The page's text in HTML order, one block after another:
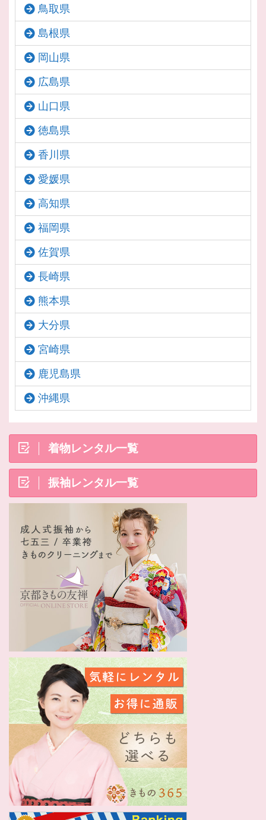
鳥取県
島根県
岡山県
広島県
山口県
徳島県
香川県
愛媛県
高知県
福岡県
佐賀県
長崎県
熊本県
大分県
宮崎県
鹿児島県
沖縄県
着物レンタル一覧
振袖レンタル一覧